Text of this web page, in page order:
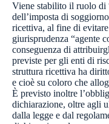
Viene stabilito il ruolo di
dell’imposta di
ricettiva, al fine di
giurisprudenza “agente
conseguenza di
previste per gli enti di
struttura ricettiva ha
e cioè su coloro che
È previsto inoltre
dichiarazione, oltre agli
dalla legge e dal